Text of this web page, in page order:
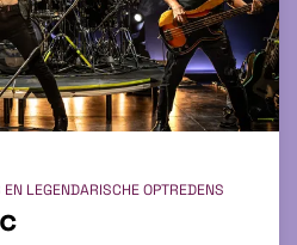
LEGENDARISCHE OPTREDENS